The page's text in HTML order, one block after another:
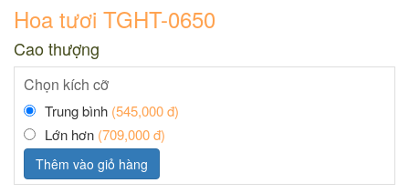
Hoa tươi TGHT-0650
Cao thượng
Chọn kích cỡ
Trung bình (545,000 đ)
Lớn hơn (709,000 đ)
Thêm vào giỏ hàng